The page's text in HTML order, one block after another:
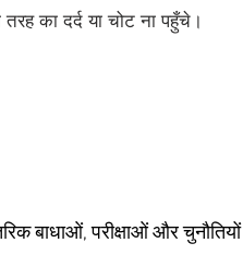
का दर्द या चोट ना पहुँचे।
बाधाओं, परीक्षाओं और चुनौतियों